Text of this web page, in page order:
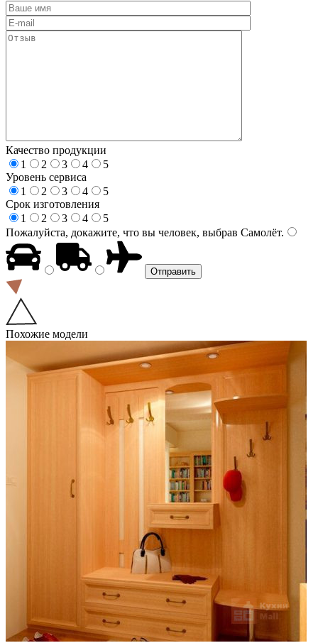
Качество продукции
1
2 3 4
5
Уровень сервиса
1
2 3 4
5
Срок изготовления
1
2 3 4
5
Пожалуйста, докажите, что вы человек, выбрав Самолёт.
Похожие модели